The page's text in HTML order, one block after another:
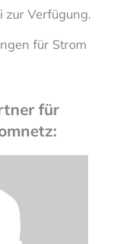
zur Verfügung.
für Strom
für